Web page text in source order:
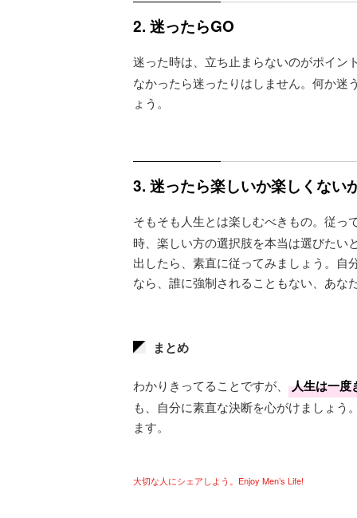
2. 迷ったらGO
迷った時は、立ち止まらないのがポイン
なかったら迷ったりはしません。何か迷
ょう。
3. 迷ったら楽しいか楽しくない
そもそも人生とは楽しむべきもの。従っ
時、楽しい方の選択肢を本当は選びたい
出したら、素直に従ってみましょう。自
なら、誰に強制されることもない、あな
まとめ
わかりきってることですが、 人生は一度
も、自分に素直な決断を心がけましょ
ます。
大切な人にシェアしよう。Enjoy Men’s Life!